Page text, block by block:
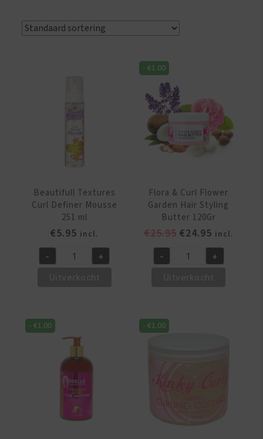
Beautifull Textures
Curl Definer Mousse
251 ml
€5.95 incl.
Beautifull
Mousse
251
aantal
- +
-€1.00
Flora & Curl Flower
Garden Hair Styling
Butter 120Gr
€25.95 Oorspronkelijke
was:
€24.95Huidige
prijs
is:
incl.
Flora
Garden
Hair
120Gr
aantal
- +
-€1.00 -€1.00